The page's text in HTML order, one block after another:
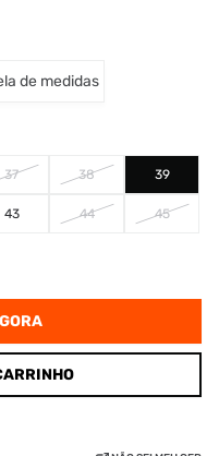
de medidas
37 38 39
43 44 45